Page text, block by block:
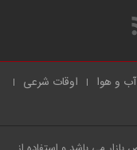
آب و هوا
اوقات شرعی